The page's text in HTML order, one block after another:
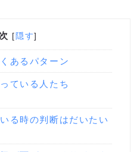
[ 隠す]
あるパターン
ている人たち
る時の判断はだいたい